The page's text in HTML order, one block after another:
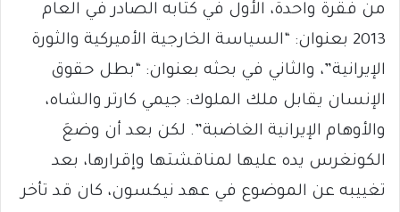
من فقرة واحدة، الأول في كتابه الصادر في العام
2013 بعنوان: “السياسة الخارجية الأميركية والثورة
الإيرانية”، والثاني في بحثه بعنوان: “بطل حقوق
الإنسان يقابل ملك الملوك: جيمي كارتر والشاه،
والأوهام الإيرانية الغاضبة”. لكن بعد أن وضعَ
الكونغرس يده عليها لمناقشتها وإقرارها، بعد
تغييبه عن الموضوع في عهد نيكسون، كان قد تأخر